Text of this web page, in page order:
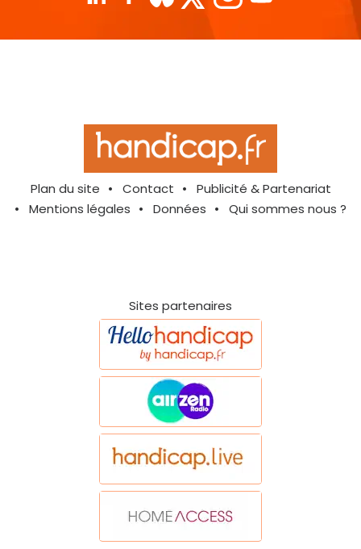
Plan du site Contact
Publicité & Partenariat
Mentions légales
Données Qui sommes nous ?
Sites partenaires